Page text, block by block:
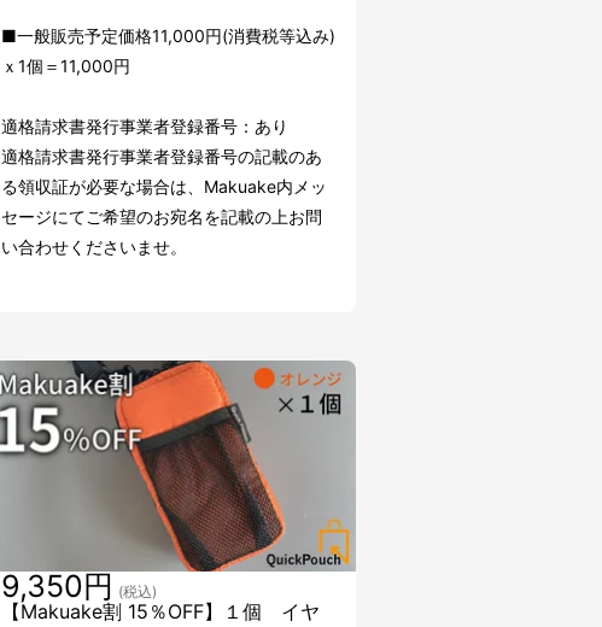
■一般販売予定価格11,000円(消費税等込み)
ｘ1個＝11,000円
適格請求書発行事業者登録番号：あり
適格請求書発行事業者登録番号の記載のあ
る領収証が必要な場合は、Makuake内メッ
セージにてご希望のお宛名を記載の上お問
い合わせくださいませ。
【Makuake割 15％OFF】１個 イヤ
9,350円 (税込)